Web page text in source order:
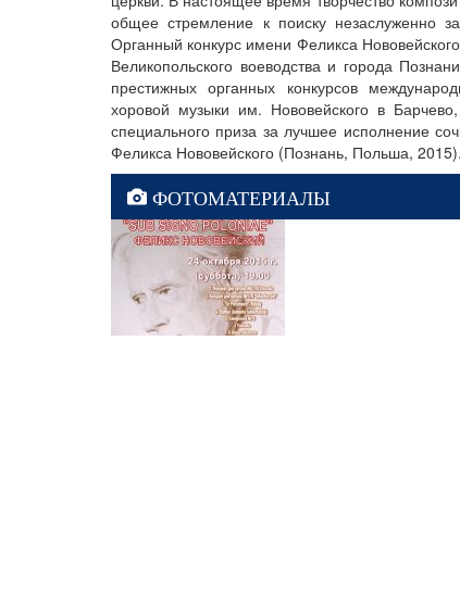
общее стремление к поиску незаслуженно
Органный конкурс имени Феликса
Великопольского воеводства и города
престижных органных конкурсов
хоровой музыки им. Нововейского в
специального приза за лучшее исполнение
Феликса Нововейского (Познань, Польша,
ФОТОМАТЕРИАЛЫ